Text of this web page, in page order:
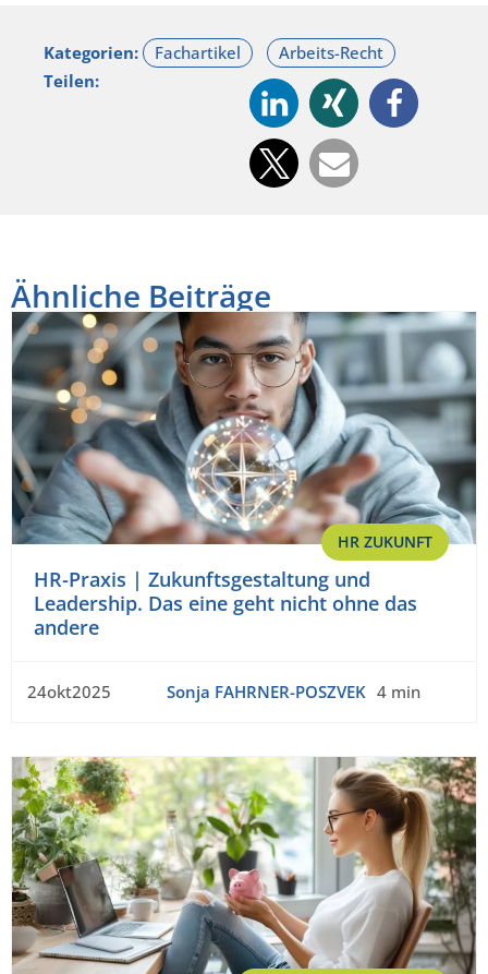
Kategorien:
Teilen:
Ähnliche Beiträge
HR ZUKUNFT
HR-Praxis | Zukunftsgestaltung und
Leadership. Das eine geht nicht ohne das
andere
24okt2025 Sonja FAHRNER-POSZVEK 4 min